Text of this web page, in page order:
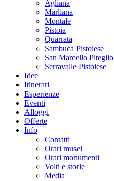
Agliana
Marliana
Montale
Pistoia
Quarrata
Sambuca Pistoiese
San Marcello Piteglio
Serravalle Pistoiese
Idee
Itinerari
Esperienze
Eventi
Alloggi
Offerte
Info
Contatti
Orari musei
Orari monumenti
Volti e storie
Media